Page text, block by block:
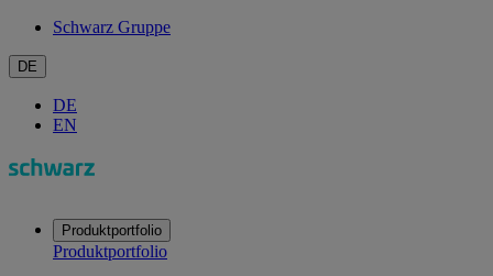
Schwarz Gruppe
DE
DE
EN
Produktportfolio
Produktportfolio